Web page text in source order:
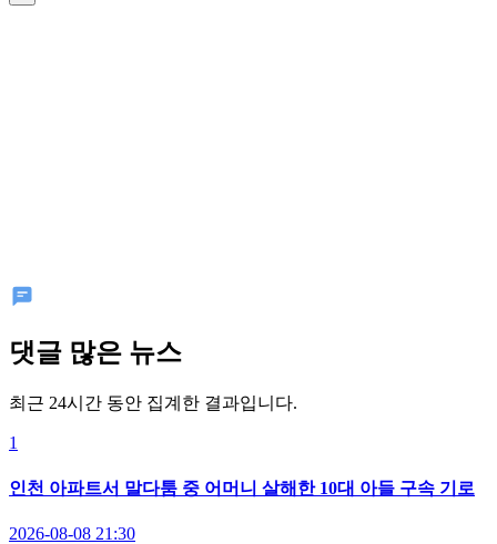
댓글 많은 뉴스
최근 24시간 동안 집계한 결과입니다.
1
인천 아파트서 말다툼 중 어머니 살해한 10대 아들 구속 기로
2026-08-08 21:30